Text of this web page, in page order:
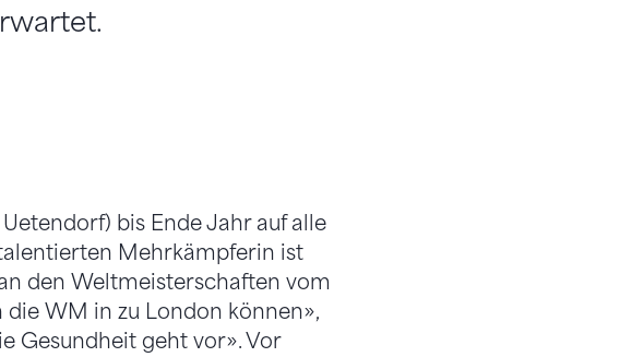
bis Ende Jahr auf alle
Mehrkämpferin ist
den Weltmeisterschaften vom
die WM in zu London können»,
Gesundheit geht vor». Vor